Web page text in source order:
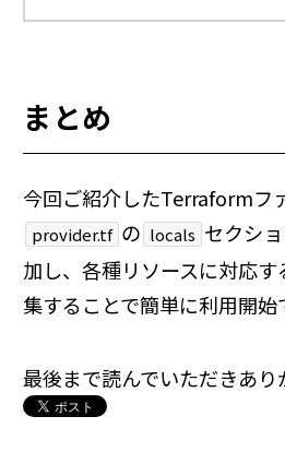
まとめ
今回ご紹介したTerraformフ
provider.tf の locals セクシ
加し、各種リソースに対応
集することで簡単に利用開始
最後まで読んでいただきあり